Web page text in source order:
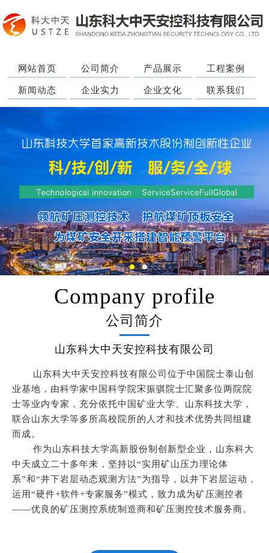
网站首页 公司简介 产品展示 工程案例
新闻动态 企业实力 企业文化 联系我们
Company profile
公司简介
山东科大中天安控科技有限公司
山东科大中天安控科技有限公司位于中国院士泰山创
业基地，由科学家中国科学院宋振骐院士汇聚多位两院院
士等业内专家，充分依托中国矿业大学、山东科技大学，
联合山东大学等多所高校院所的人才和技术优势共同组建
而成。
作为山东科技大学高新股份制创新型企业，山东科大
中天成立二十多年来，坚持以“实用矿山压力理论体
系”和“井下岩层动态观测方法”为指导，以井下岩层运动，
运用“硬件+软件+专家服务”模式，致力成为矿压测控者
——优良的矿压测控系统制造商和矿压测控技术服务商。